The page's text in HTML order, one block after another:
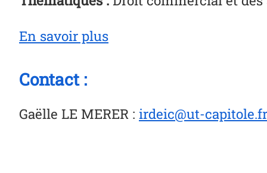
En savoir plus
Contact :
Gaëlle LE MERER : irdeic@ut-capitole.fr